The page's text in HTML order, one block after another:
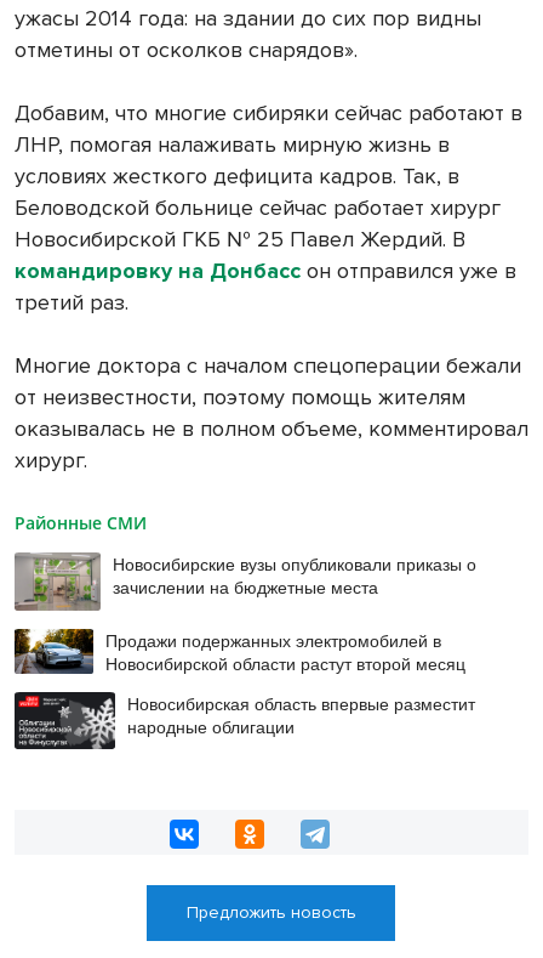
ужасы 2014 года: на здании до сих пор видны
отметины от осколков снарядов».
Добавим, что многие сибиряки сейчас работают в
ЛНР, помогая налаживать мирную жизнь в
условиях жесткого дефицита кадров. Так, в
Беловодской больнице сейчас работает хирург
Новосибирской ГКБ № 25 Павел Жердий. В
командировку на Донбасс он отправился уже в
третий раз.
Многие доктора с началом спецоперации бежали
от неизвестности, поэтому помощь жителям
оказывалась не в полном объеме, комментировал
хирург.
Районные СМИ
Новосибирские вузы опубликовали приказы о
зачислении на бюджетные места
Продажи подержанных электромобилей в
Новосибирской области растут второй месяц
Новосибирская область впервые разместит
народные облигации
Предложить новость